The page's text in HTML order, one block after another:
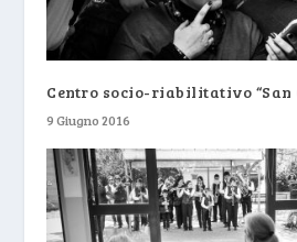
Centro socio-riabilitativo “San
9 Giugno 2016